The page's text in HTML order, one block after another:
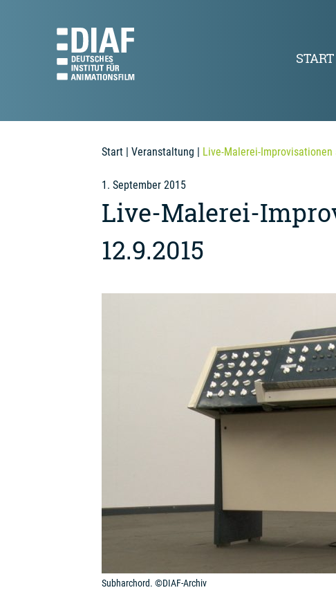
START
Start | Veranstaltung | Live-Malerei-
1. September 2015
Live-Malerei-
12.9.2015
Subharchord. ©DIAF-Archiv